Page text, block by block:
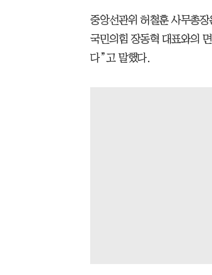
중앙선관위 허철훈 사무총
국민의힘 장동혁 대표와의
다”고 말했다.